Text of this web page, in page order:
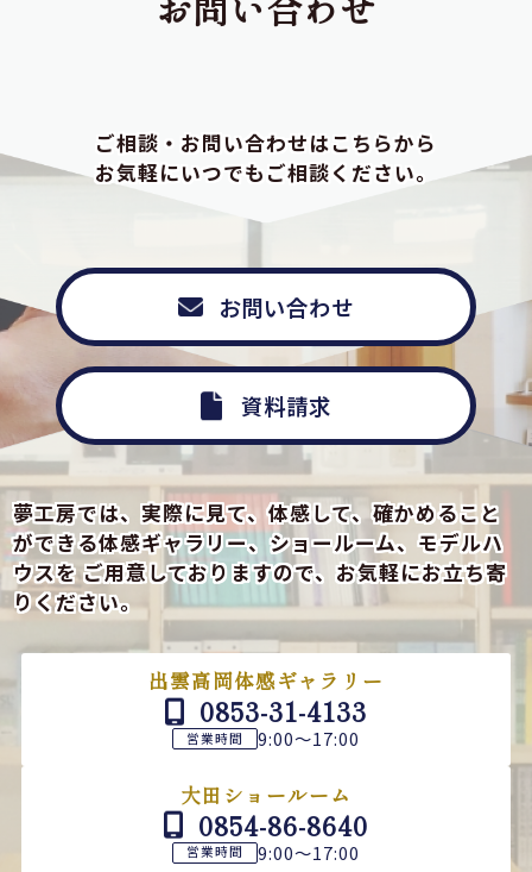
ご相談・お問い合わせはこちらから
お気軽にいつでもご相談ください。
お問い合わせ
資料請求
夢工房では、実際に見て、体感して、確かめること
ができる体感ギャラリー、ショールーム、モデルハ
ウスをご用意しておりますので、お気軽にお立ち寄
りください。
出雲高岡体感ギャラリー
0853-31-4133
営業時間 9:00～17:00
大田ショールーム
0854-86-8640
営業時間 9:00～17:00